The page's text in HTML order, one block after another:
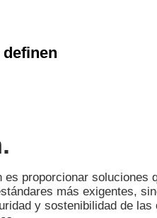
es proporcionar soluciones
más exigentes,
y sostenibilidad de